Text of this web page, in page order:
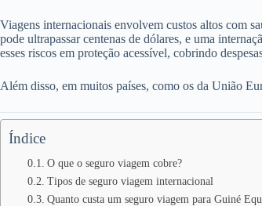
Viagens internacionais envolvem custos altos com
pode ultrapassar centenas de dólares, e uma
esses riscos em proteção acessível, cobrindo
Além disso, em muitos países, como os da União
Índice
O que o seguro viagem cobre?
Tipos de seguro viagem internacional
Quanto custa um seguro viagem para Guiné